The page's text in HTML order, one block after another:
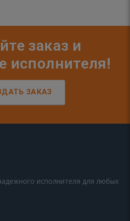
заказ и
исполнителя!
ЗАКАЗ
исполнителя для любых